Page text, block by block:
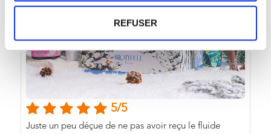
REFUSER
5/5
Juste un peu déçue de ne pas avoir reçu le fluide